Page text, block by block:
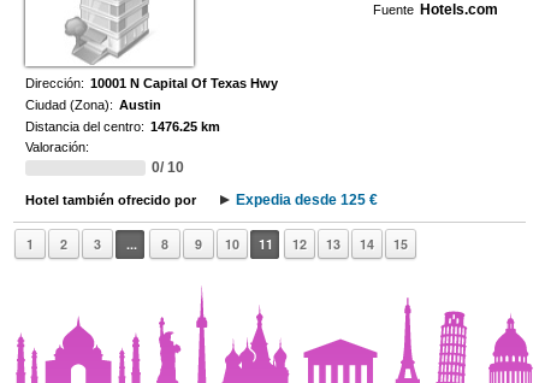
Fuente Hotels.com
Dirección: 10001 N Capital Of Texas Hwy
Ciudad (Zona): Austin
Distancia del centro: 1476.25 km
Valoración:
0/ 10
Hotel también ofrecido por Expedia desde 125 €
1 2 3 ... 8 9 10 11 12 13 14 15